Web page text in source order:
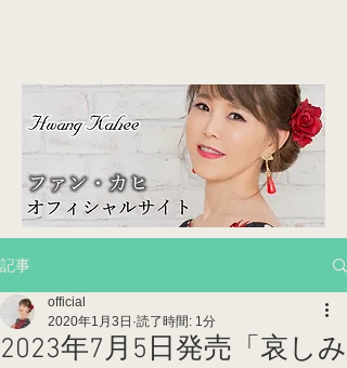
記事
2023年7月5日発売「哀しみ
official
2020年1月3日 読了時間: 1分